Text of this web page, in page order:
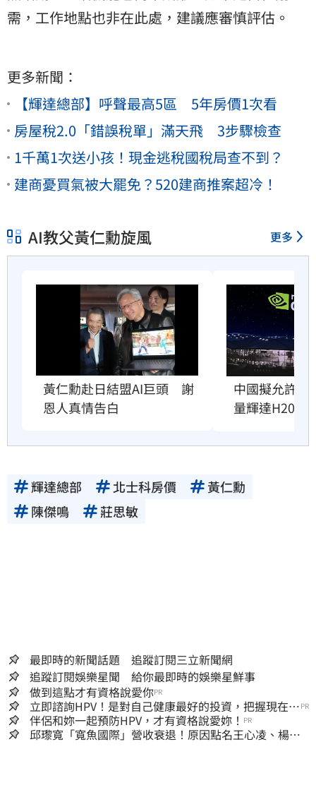
需，工作地點也非在此處，建議應審慎評估。
更多新聞：
【輝達總部】呼聲最高5區 5年房價1次看
房屋稅2.0「錯誤稅單」滿天飛 3步驟檢查
1千萬1次送小孩！現金逃稅國稅局查不到？
建商憂買氣被大罷免？520建商推案超冷！
AI教父黃仁勳旋風 更多
黃仁勳赴日結盟AI巨頭　謝
恩人真情告白
中國擬允許AI
量輝達H200
輝達總部 北士科房價
黃仁勳
陳傑鳴
莊思敏
最即時的新聞話題 追蹤訂閱三立新聞網
追蹤訂閱娛樂星聞 給你最即時的娛樂星鮮事
做到這點才有資格說愛你PR
立即諮詢HPV！是對自己健康最好的投資，把握現在不
嫌晚！
PR
伴侶和妳一起預防HPV，才有資格說愛妳！ PR
邱瓈寬「寬魚國際」營收衰退！原因點名王心凌、楊丞